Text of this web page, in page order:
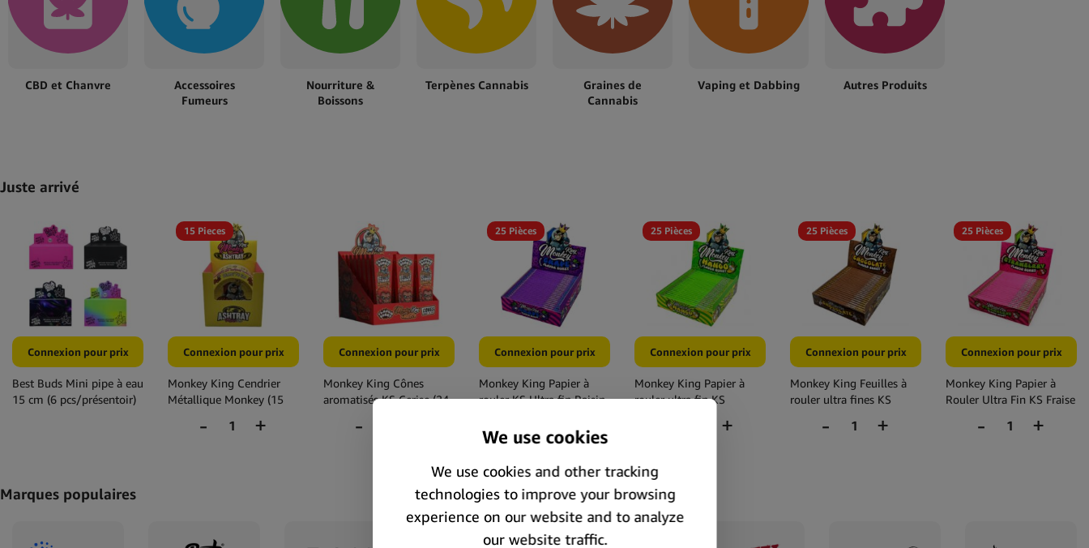
Nouveaux grinders, cendriers, torches
et briquets. En stock maintenant.
Découvrez la gamme
CBD et Chanvre
Accessoires
Fumeurs
Nourriture &
Boissons
Terpènes Cannabis
Graines de
Cannabis
Vaping et Dabbing Autres Produits
Juste arrivé
Connexion pour prix
Best Buds Mini pipe à eau
15 cm (6 pcs/présentoir)
15 Pieces
Connexion pour prix
Monkey King Cendrier
Métallique Monkey (15
Connexion pour prix
Monkey King Cônes
aromatisés KS Cerise (24
25 Pièces
Connexion pour prix
Monkey King Papier à
rouler KS Ultra fin Raisin
25 Pièces
Connexion pour prix
Monkey King Papier à
rouler ultra fin KS
25 Pièces
Connexion pour prix
Monkey King Feuilles à
rouler ultra fines KS
pcs/présentoir)
25 Pièces
Connexion pour prix
Monkey King Papier à
Rouler Ultra Fin KS Fraise
Marques populaires